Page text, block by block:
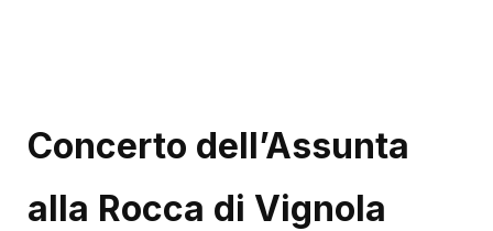
Concerto dell’Assunta
alla Rocca di Vignola